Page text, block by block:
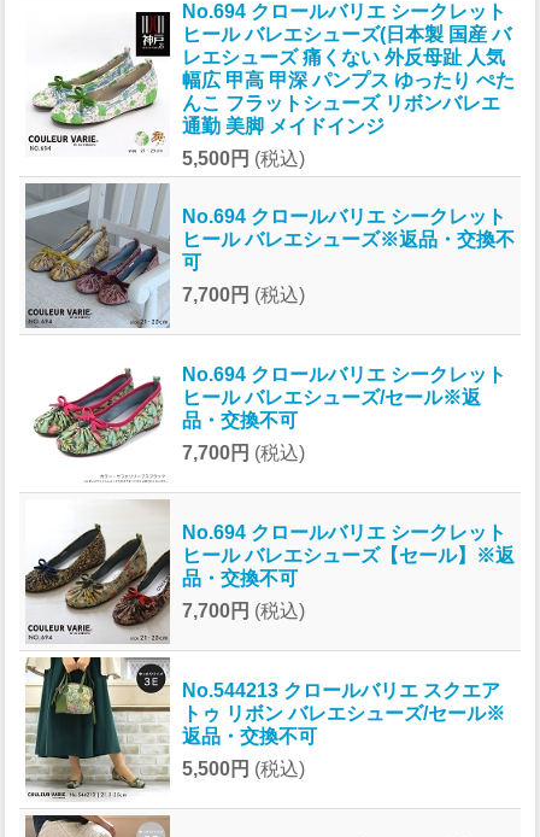
No.694 クロールバリエ シークレット
ヒール バレエシューズ(日本製 国産 バ
レエシューズ 痛くない 外反母趾 人気
幅広 甲高 甲深 パンプス ゆったり ぺた
んこ フラットシューズ リボンバレエ
通勤 美脚 メイドインジ
5,500円 (税込)
No.694 クロールバリエ シークレット
ヒール バレエシューズ※返品・交換不
可
7,700円 (税込)
No.694 クロールバリエ シークレット
ヒール バレエシューズ/セール※返
品・交換不可
7,700円 (税込)
No.694 クロールバリエ シークレット
ヒール バレエシューズ【セール】※返
品・交換不可
7,700円 (税込)
No.544213 クロールバリエ スクエア
トゥ リボン バレエシューズ/セール※
返品・交換不可
5,500円 (税込)